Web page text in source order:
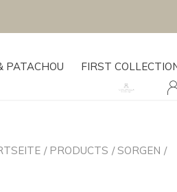
PATACHOU FIRST
PRODUCTS SORGEN